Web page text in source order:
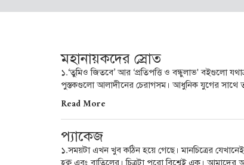
মহানায়কদের স্রোত
১.‘তুমিও জিতবে’ আর ‘প্রতিপত্তি ও বন্ধুলাভ' বইগুলো
পুস্তকগুলো আলাদীনের চেরাগসম। আধুনিক যুগের সাথে
Read More
প্যাকেজ
১.সময়টা এখন খুব কঠিন হয়ে গেছে। মানচিত্রের
হক্ব এবং বাতিলের। চিত্রটা পুরো বিশ্বেই এক।